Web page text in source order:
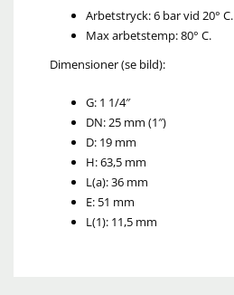
Arbetstryck: 6 bar vid 20° C.
Max arbetstemp: 80° C.
Dimensioner (se bild):
G: 1 1/4″
DN: 25 mm (1″)
D: 19 mm
H: 63,5 mm
L(a): 36 mm
E: 51 mm
L(1): 11,5 mm